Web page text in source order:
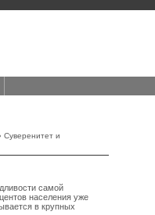
Суверенитет и
самой
населения уже
в крупных